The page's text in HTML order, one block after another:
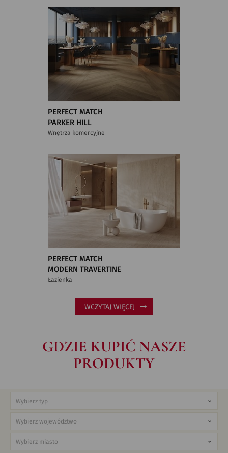
PERFECT MATCH
PARKER HILL
Wnętrza komercyjne
PERFECT MATCH
MODERN TRAVERTINE
Łazienka
WCZYTAJ WIĘCEJ
GDZIE KUPIĆ NASZE
PRODUKTY